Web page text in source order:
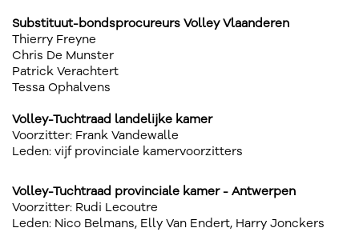
Substituut-bondsprocureurs Volley Vlaanderen
Thierry Freyne
Chris De Munster
Patrick Verachtert
Tessa Ophalvens
Volley-Tuchtraad landelijke kamer
Voorzitter: Frank Vandewalle
Leden: vijf provinciale kamervoorzitters
Volley-Tuchtraad provinciale kamer - Antwerpen
Voorzitter: Rudi Lecoutre
Leden: Nico Belmans, Elly Van Endert, Harry Jonckers